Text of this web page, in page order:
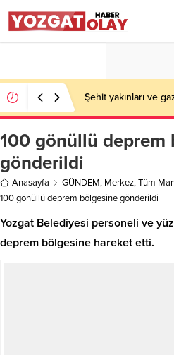
Şehit yakınları ve
100 gönüllü deprem
gönderildi
Anasayfa GÜNDEM, Merkez,Tüm
100 gönüllü deprem bölgesine gönderildi
Yozgat Belediyesi personeli ve
deprem bölgesine hareket etti.